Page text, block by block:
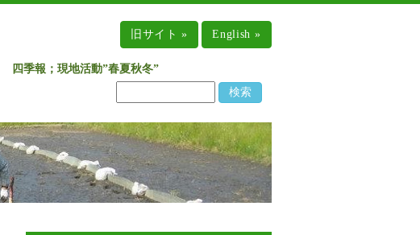
旧サイト » English »
四季報；現地活動”春夏秋冬”